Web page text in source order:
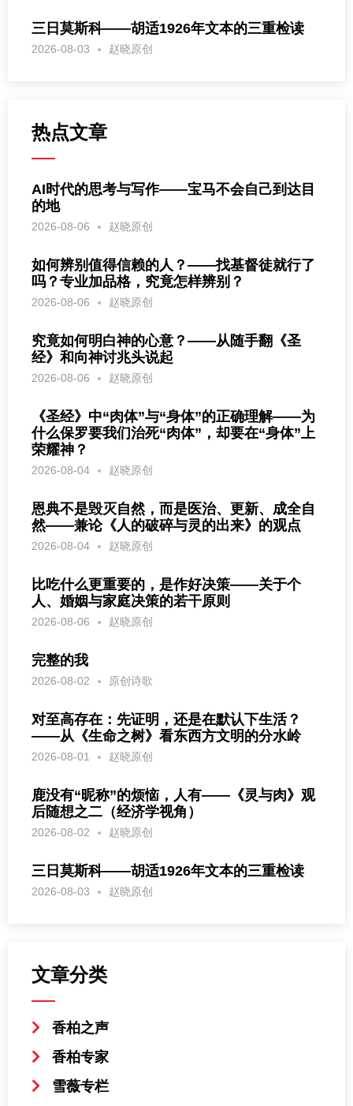
三日莫斯科——胡适1926年文本的三重检读
2026-08-03 赵晓原创
热点文章
AI时代的思考与写作——宝马不会自己到达目
的地
2026-08-06 赵晓原创
如何辨别值得信赖的人？——找基督徒就行了
吗？专业加品格，究竟怎样辨别？
2026-08-06 赵晓原创
究竟如何明白神的心意？——从随手翻《圣
经》和向神讨兆头说起
2026-08-06 赵晓原创
《圣经》中“肉体”与“身体”的正确理解——为
什么保罗要我们治死“肉体”，却要在“身体”上
荣耀神？
2026-08-04 赵晓原创
恩典不是毁灭自然，而是医治、更新、成全自
然——兼论《人的破碎与灵的出来》的观点
2026-08-04 赵晓原创
比吃什么更重要的，是作好决策——关于个
人、婚姻与家庭决策的若干原则
2026-08-06 赵晓原创
完整的我
2026-08-02 原创诗歌
对至高存在：先证明，还是在默认下生活？
——从《生命之树》看东西方文明的分水岭
2026-08-01 赵晓原创
鹿没有“昵称”的烦恼，人有——《灵与肉》观
后随想之二（经济学视角）
2026-08-02 赵晓原创
三日莫斯科——胡适1926年文本的三重检读
2026-08-03 赵晓原创
文章分类
香柏之声
香柏专家
雪薇专栏